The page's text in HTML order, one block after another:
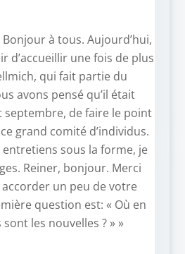
à tous. Aujourd’hui,
d’accueillir une fois de plus
qui fait partie du
avons pensé qu’il était
septembre, de faire le point
grand comité d’individus.
sous la forme, je
Reiner, bonjour. Merci
un peu de votre
question est: « Où en
les nouvelles ? » »